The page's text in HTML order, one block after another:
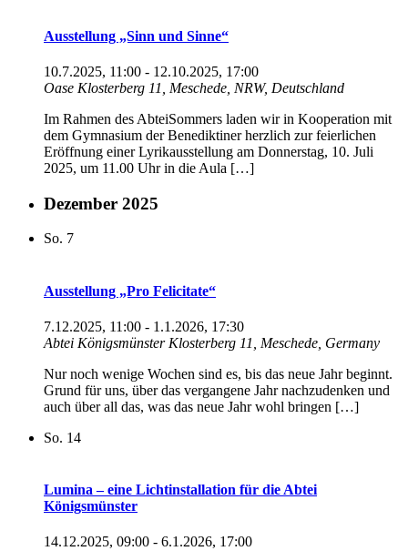
Ausstellung „Sinn und Sinne“
10.7.2025, 11:00 - 12.10.2025, 17:00
Oase Klosterberg 11, Meschede, NRW, Deutschland
Im Rahmen des AbteiSommers laden wir in Kooperation mit
dem Gymnasium der Benediktiner herzlich zur feierlichen
Eröffnung einer Lyrikausstellung am Donnerstag, 10. Juli
2025, um 11.00 Uhr in die Aula […]
Dezember 2025
So. 7
Ausstellung „Pro Felicitate“
7.12.2025, 11:00 - 1.1.2026, 17:30
Abtei Königsmünster Klosterberg 11, Meschede, Germany
Nur noch wenige Wochen sind es, bis das neue Jahr beginnt.
Grund für uns, über das vergangene Jahr nachzudenken und
auch über all das, was das neue Jahr wohl bringen […]
So. 14
Lumina – eine Lichtinstallation für die Abtei
Königsmünster
14.12.2025, 09:00 - 6.1.2026, 17:00